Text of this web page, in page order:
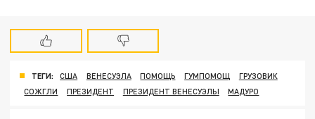
ТЕГИ: США ВЕНЕСУЭЛА ПОМОЩЬ ГУМПОМОЩ
ГРУЗОВИК
СОЖГЛИ
ПРЕЗИДЕНТ ПРЕЗИДЕНТ ВЕНЕСУЭЛЫ МАДУРО